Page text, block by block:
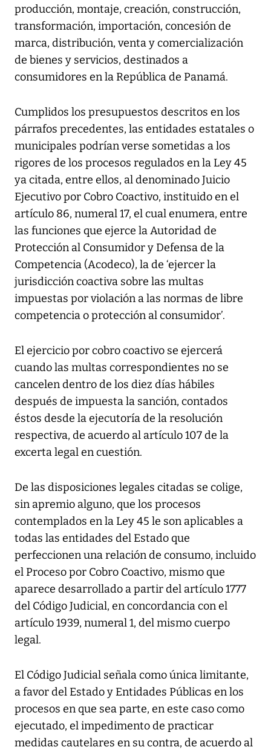
producción, montaje, creación, construcción,
transformación, importación, concesión de
marca, distribución, venta y comercialización
de bienes y servicios, destinados a
consumidores en la República de Panamá.
Cumplidos los presupuestos descritos en los
párrafos precedentes, las entidades estatales o
municipales podrían verse sometidas a los
rigores de los procesos regulados en la Ley 45
ya citada, entre ellos, al denominado Juicio
Ejecutivo por Cobro Coactivo, instituido en el
artículo 86, numeral 17, el cual enumera, entre
las funciones que ejerce la Autoridad de
Protección al Consumidor y Defensa de la
Competencia (Acodeco), la de ‘ejercer la
jurisdicción coactiva sobre las multas
impuestas por violación a las normas de libre
competencia o protección al consumidor’.
El ejercicio por cobro coactivo se ejercerá
cuando las multas correspondientes no se
cancelen dentro de los diez días hábiles
después de impuesta la sanción, contados
éstos desde la ejecutoría de la resolución
respectiva, de acuerdo al artículo 107 de la
excerta legal en cuestión.
De las disposiciones legales citadas se colige,
sin apremio alguno, que los procesos
contemplados en la Ley 45 le son aplicables a
todas las entidades del Estado que
perfeccionen una relación de consumo, incluido
el Proceso por Cobro Coactivo, mismo que
aparece desarrollado a partir del artículo 1777
del Código Judicial, en concordancia con el
artículo 1939, numeral 1, del mismo cuerpo
legal.
El Código Judicial señala como única limitante,
a favor del Estado y Entidades Públicas en los
procesos en que sea parte, en este caso como
ejecutado, el impedimento de practicar
medidas cautelares en su contra, de acuerdo al